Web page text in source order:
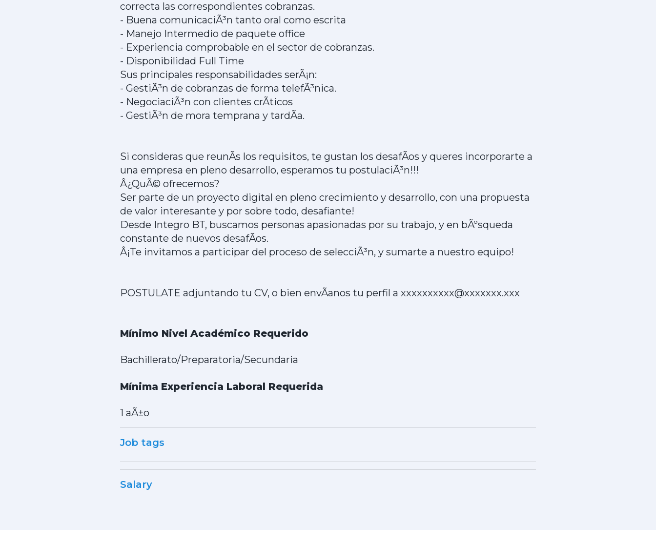
correcta las correspondientes cobranzas.
- Buena comunicaciÃ³n tanto oral como escrita
- Manejo Intermedio de paquete office
- Experiencia comprobable en el sector de cobranzas.
- Disponibilidad Full Time
Sus principales responsabilidades serÃ¡n:
- GestiÃ³n de cobranzas de forma telefÃ³nica.
- NegociaciÃ³n con clientes crÃ­ticos
- GestiÃ³n de mora temprana y tardÃ­a.
Si consideras que reunÃ­s los requisitos, te gustan los desafÃ­os y queres incorporarte a
una empresa en pleno desarrollo, esperamos tu postulaciÃ³n!!!
Â¿QuÃ© ofrecemos?
Ser parte de un proyecto digital en pleno crecimiento y desarrollo, con una propuesta
de valor interesante y por sobre todo, desafiante!
Desde Integro BT, buscamos personas apasionadas por su trabajo, y en bÃºsqueda
constante de nuevos desafÃ­os.
Â¡Te invitamos a participar del proceso de selecciÃ³n, y sumarte a nuestro equipo!
POSTULATE adjuntando tu CV, o bien envÃ­anos tu perfil a xxxxxxxxxx@xxxxxxx.xxx
Mínimo Nivel Académico Requerido
Bachillerato/Preparatoria/Secundaria
Mínima Experiencia Laboral Requerida
1 aÃ±o
Job tags
Salary